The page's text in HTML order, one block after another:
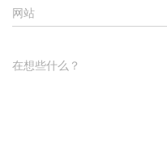
网站
在想些什么？